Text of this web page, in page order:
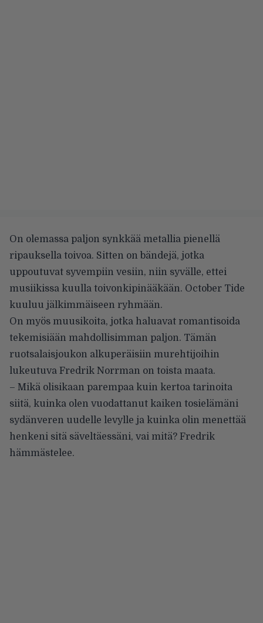
On olemassa paljon synkkää metallia pienellä
ripauksella toivoa. Sitten on bändejä, jotka
uppoutuvat syvempiin vesiin, niin syvälle, ettei
musiikissa kuulla toivonkipinääkään. October Tide
kuuluu jälkimmäiseen ryhmään.
On myös muusikoita, jotka haluavat romantisoida
tekemisiään mahdollisimman paljon. Tämän
ruotsalaisjoukon alkuperäisiin murehtijoihin
lukeutuva Fredrik Norrman on toista maata.
– Mikä olisikaan parempaa kuin kertoa tarinoita
siitä, kuinka olen vuodattanut kaiken tosielämäni
sydänveren uudelle levylle ja kuinka olin menettää
henkeni sitä säveltäessäni, vai mitä? Fredrik
hämmästelee.